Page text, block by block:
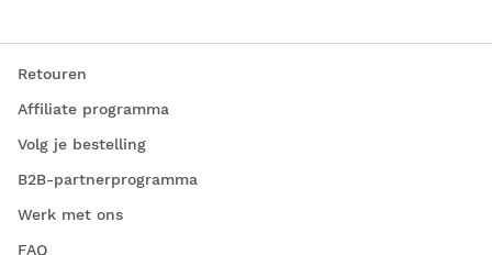
Retouren
Affiliate programma
Volg je bestelling
B2B-partnerprogramma
Werk met ons
FAQ